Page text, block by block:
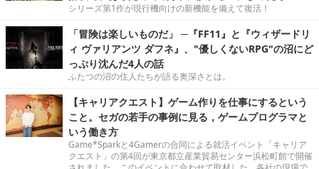
シリーズ第1作が現行機向けの新機能を備えて復活！
「冒険は楽しいものだ」 ─『FF11』と『ウィザードリ
ィ ヴァリアンツ ダフネ』、"優しくないRPG"の沼にど
っぷり沈んだ4人の話
ふたつの沼の住人たちが語る奥深さとは。
【キャリアクエスト】ゲーム作りを仕事にするという
こと。セガの若手の事例に見る，ゲームプログラマと
いう働き方
Game*Sparkと4Gamerの合同による就活イベント「キャリア
クエスト」の第4回が東京都立産業貿易センター浜松町館で開催